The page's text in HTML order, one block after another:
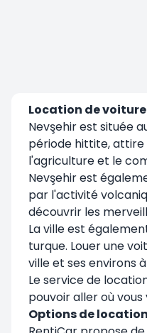
Location de
Nevşehir est située
période hittite, attire
l'agriculture et le
Nevşehir est
par l'activité
découvrir les
La ville est
turque. Louer une
ville et ses environs
Le service de
pouvoir aller où
Options de